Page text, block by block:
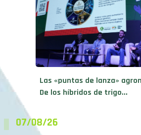
Las «puntas de lanza»
De los híbridos de trigo...
07/08/26